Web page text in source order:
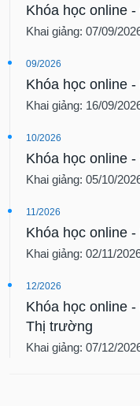
Khóa học online
Khai giảng: 07/09/
09/2026
Khóa học online
Khai giảng: 16/09/
10/2026
Khóa học online
Khai giảng: 05/10/
11/2026
Khóa học online
Khai giảng: 02/11/
12/2026
Khóa học online
Thị trường
Khai giảng: 07/12/